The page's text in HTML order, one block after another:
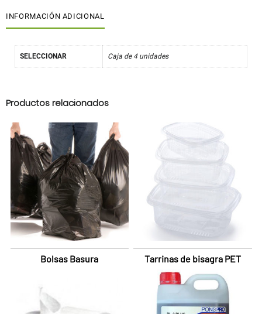
INFORMACIÓN ADICIONAL
SELECCIONAR Caja de 4 unidades
Productos relacionados
Bolsas Basura Tarrinas de bisagra PET